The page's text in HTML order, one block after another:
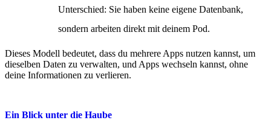
Unterschied: Sie haben keine eigene Datenbank,
sondern arbeiten direkt mit deinem Pod.
Dieses Modell bedeutet, dass du mehrere Apps nutzen kannst, um
dieselben Daten zu verwalten, und Apps wechseln kannst, ohne
deine Informationen zu verlieren.
Ein Blick unter die Haube